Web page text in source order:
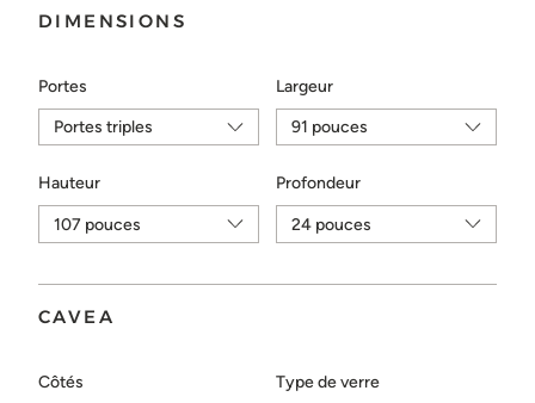
DIMENSIONS
Portes Largeur
Hauteur Profondeur
CAVEA
Côtés Type de verre